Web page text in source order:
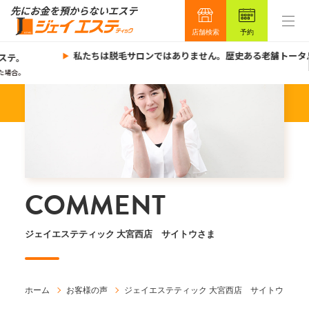
店舗検索 予約
。
合。
私たちは脱毛サロンではありません。歴史ある老舗トータ
COMMENT
ジェイエステティック 大宮西店 サイトウさま
ホーム お客様の声 ジェイエステティック 大宮西店 サイトウさま